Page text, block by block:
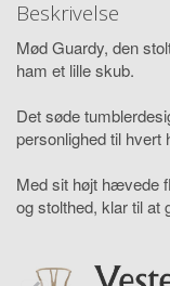
Beskrivelse
Mød Guardy, den
ham et lille skub.
Det søde
personlighed til hvert
Med sit højt hævede
og stolthed, klar til at